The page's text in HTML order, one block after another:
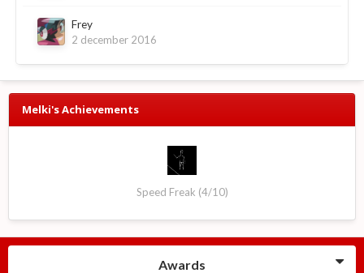
Frey
2 december 2016
Melki's Achievements
Speed Freak (4/10)
Awards